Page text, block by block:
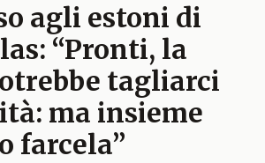
agli estoni di
“Pronti, la
tagliarci
ma insieme
farcela”